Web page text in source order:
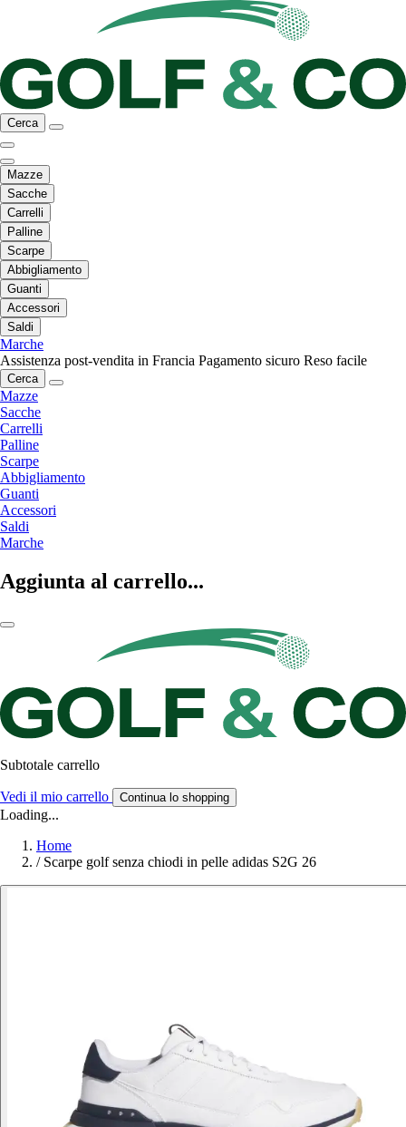
Cerca
Mazze
Sacche
Carrelli
Palline
Scarpe
Abbigliamento
Guanti
Accessori
Saldi
Marche
Assistenza post-vendita in Francia Pagamento sicuro Reso facile
Cerca
Mazze
Sacche
Carrelli
Palline
Scarpe
Abbigliamento
Guanti
Accessori
Saldi
Marche
Aggiunta al carrello...
Subtotale carrello
Vedi il mio carrello Continua lo shopping
Loading...
Home
/ Scarpe golf senza chiodi in pelle adidas S2G 26